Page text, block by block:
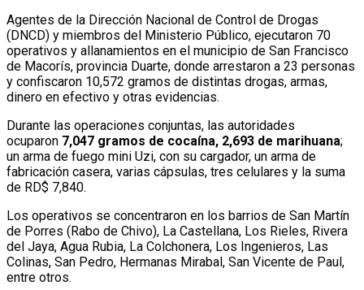
Agentes de la Dirección Nacional de Control de Drogas
(DNCD) y miembros del Ministerio Público, ejecutaron 70
operativos y allanamientos en el municipio de San Francisco
de Macorís, provincia Duarte, donde arrestaron a 23 personas
y confiscaron 10,572 gramos de distintas drogas, armas,
dinero en efectivo y otras evidencias.
Durante las operaciones conjuntas, las autoridades
ocuparon 7,047 gramos de cocaína, 2,693 de marihuana;
un arma de fuego mini Uzi, con su cargador, un arma de
fabricación casera, varias cápsulas, tres celulares y la suma
de RD$ 7,840.
Los operativos se concentraron en los barrios de San Martín
de Porres (Rabo de Chivo), La Castellana, Los Rieles, Rivera
del Jaya, Agua Rubia, La Colchonera, Los Ingenieros, Las
Colinas, San Pedro, Hermanas Mirabal, San Vicente de Paul,
entre otros.